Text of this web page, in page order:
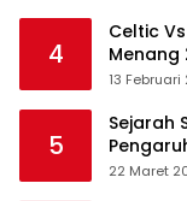
4
Celtic
Menang
13 Februari
5
Sejarah
22 Maret